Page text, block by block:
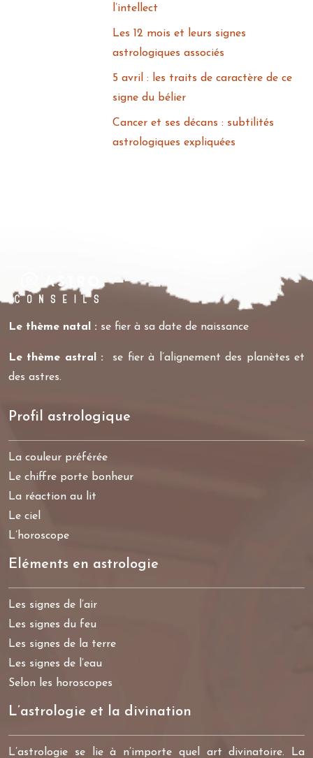
l’intellect
Les 12 mois et leurs signes
astrologiques associés
5 avril : les traits de caractère de ce
signe du bélier
Cancer et ses décans : subtilités
astrologiques expliquées
Le thème natal : se fier à sa date de naissance
Le thème astral :
se fier à l’alignement des planètes et
des astres.
Profil astrologique
La couleur préférée
Le chiffre porte bonheur
La réaction au lit
Le ciel
L’horoscope
Eléments en astrologie
Les signes de l’air
Les signes du feu
Les signes de la terre
Les signes de l’eau
Selon les horoscopes
L’astrologie et la divination
L’astrologie se lie à n’importe quel art divinatoire. La